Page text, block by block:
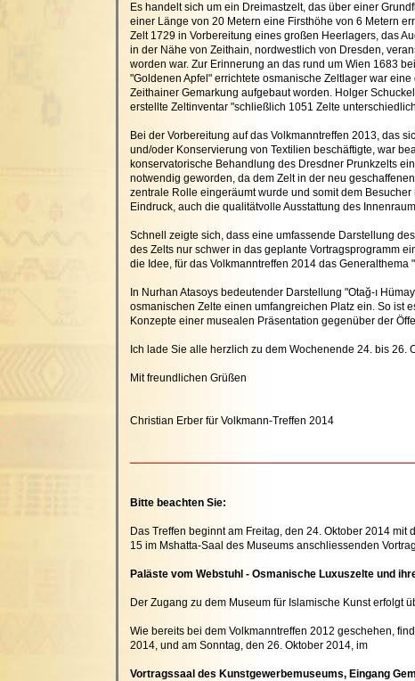
Es handelt sich um ein Dreimastzelt, das über einer
einer Länge von 20 Metern eine Firsthöhe von 6 Metern
Zelt 1729 in Vorbereitung eines großen Heerlagers, das
in der Nähe von Zeithain, nordwestlich von Dresden,
worden war. Zur Erinnerung an das rund um Wien 1683
"Goldenen Apfel" errichtete osmanische Zeltlager war
Zeithainer Gemarkung aufgebaut worden. Holger
erstellte Zeltinventar "schließlich 1051 Zelte
Bei der Vorbereitung auf das Volkmanntreffen 2013, das
und/oder Konservierung von Textilien beschäftigte, war
konservatorische Behandlung des Dresdner Prunkzelts
notwendig geworden, da dem Zelt in der neu
zentrale Rolle eingeräumt wurde und somit dem
Eindruck, auch die qualitätvolle Ausstattung des
Schnell zeigte sich, dass eine umfassende Darstellung
des Zelts nur schwer in das geplante Vortragsprogramm
die Idee, für das Volkmanntreffen 2014 das Generalthema
In Nurhan Atasoys bedeutender Darstellung "Otağ-ı
osmanischen Zelte einen umfangreichen Platz ein. So ist
Konzepte einer musealen Präsentation gegenüber der
Ich lade Sie alle herzlich zu dem Wochenende 24. bis 26.
Mit freundlichen Grüßen
Christian Erber für Volkmann-Treffen 2014
Bitte beachten Sie:
Das Treffen beginnt am Freitag, den 24. Oktober 2014
15 im Mshatta-Saal des Museums anschliessenden Vortrag
Paläste vom Webstuhl - Osmanische Luxuszelte und
Der Zugang zu dem Museum für Islamische Kunst erfolgt
Wie bereits bei dem Volkmanntreffen 2012 geschehen,
2014, und am Sonntag, den 26. Oktober 2014, im
Vortragssaal des Kunstgewerbemuseums, Eingang